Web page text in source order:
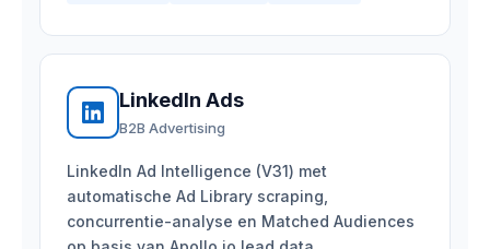
LinkedIn Ads
B2B Advertising
LinkedIn Ad Intelligence (V31) met
automatische Ad Library scraping,
concurrentie-analyse en Matched Audiences